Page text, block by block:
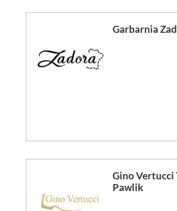
Garbarnia
Gino Vertucci
Pawlik